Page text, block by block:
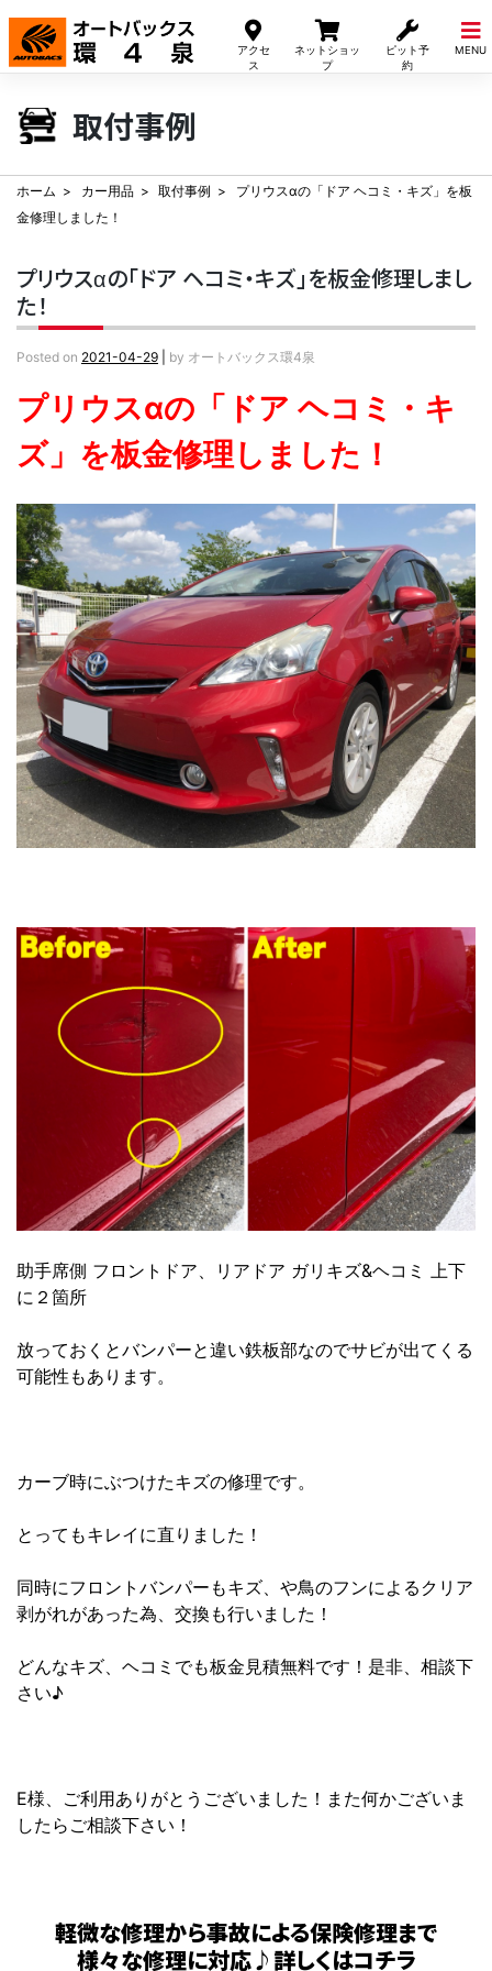
アクセ
ス
ネットショッ
プ
ピット予
約
MENU
Skip
content
取付事例
ホーム カー用品 取付事例
プリウスαの「ドア ヘコミ・キズ」を板
金修理しました！
プリウスαの「ドア ヘコミ・キズ」を板金修理しまし
た！
Posted on 2021-04-29 by オートバックス環4泉
プリウスαの「ドア ヘコミ・キ
ズ」を板金修理しました！
助手席側 フロントドア、リアドア ガリキズ&ヘコミ 上下
に２箇所
放っておくとバンパーと違い鉄板部なのでサビが出てくる
可能性もあります。
カーブ時にぶつけたキズの修理です。
とってもキレイに直りました！
同時にフロントバンパーもキズ、や鳥のフンによるクリア
剥がれがあった為、交換も行いました！
どんなキズ、ヘコミでも板金見積無料です！是非、相談下
さい♪
E様、ご利用ありがとうございました！また何かございま
したらご相談下さい！
軽微な修理から事故による保険修理まで
様々な修理に対応♪詳しくはコチラ